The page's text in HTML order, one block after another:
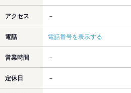
アクセス －
電話 電話番号を表示する
営業時間 －
定休日 －